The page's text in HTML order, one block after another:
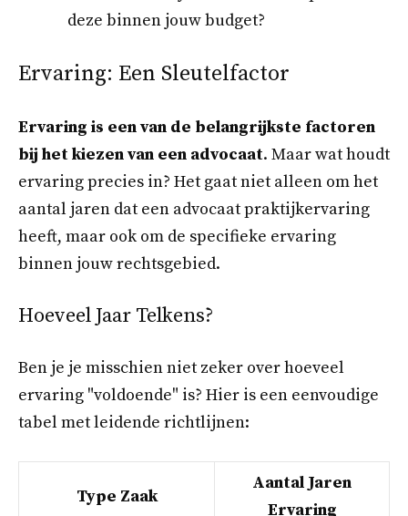
deze binnen jouw budget?
Ervaring: Een Sleutelfactor
Ervaring is een van de belangrijkste factoren
bij het kiezen van een advocaat. Maar wat houdt
ervaring precies in? Het gaat niet alleen om het
aantal jaren dat een advocaat praktijkervaring
heeft, maar ook om de specifieke ervaring
binnen jouw rechtsgebied.
Hoeveel Jaar Telkens?
Ben je je misschien niet zeker over hoeveel
ervaring "voldoende" is? Hier is een eenvoudige
tabel met leidende richtlijnen:
Type Zaak
Aantal Jaren
Ervaring